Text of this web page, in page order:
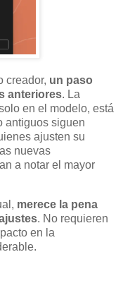
creador, un paso
anteriores. La
en el modelo, está
antiguos siguen
ajusten su
nuevas
a notar el mayor
merece la pena
. No requieren
en la